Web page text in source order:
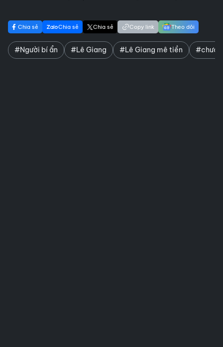
Chia sẻ Chia sẻ Chia sẻ Copy link Theo dõi
#Người bí ẩn #Lê Giang #Lê Giang mê tiền